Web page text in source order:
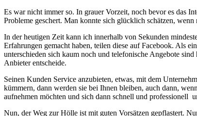
Es war nicht immer so. In grauer Vorzeit, noch bevor es das
Probleme geschert. Man konnte sich glücklich schätzen, wenn
In der heutigen Zeit kann ich innerhalb von Sekunden
Erfahrungen gemacht haben, teilen diese auf Facebook. Als
unterschieden sich kaum noch und telefonische Angebote
Anbieter entscheide.
Seinen Kunden Service anzubieten, etwas, mit dem
kümmern, dann werden sie bei Ihnen bleiben, auch dann,
aufnehmen möchten und sich dann schnell und professionell
Nun, der Weg zur Hölle ist mit guten Vorsätzen gepflastert.